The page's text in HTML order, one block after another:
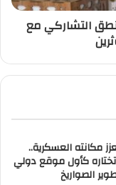
التشاركي مع
مكانته العسكرية..
كأول موقع دولي
الصواريخ